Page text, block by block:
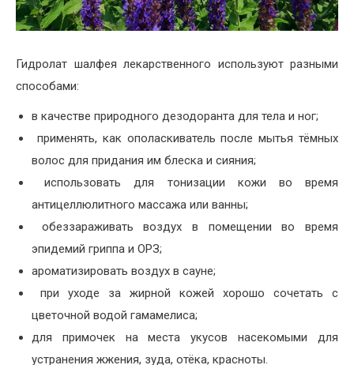
Гидролат шалфея лекарственного используют разными
способами:
в качестве природного дезодоранта для тела и ног;
применять, как ополаскиватель после мытья тёмных
волос для придания им блеска и сияния;
использовать для тонизации кожи во время
антицеллюлитного массажа или ванны;
обеззараживать воздух в помещении во время
эпидемий гриппа и ОРЗ;
ароматизировать воздух в сауне;
при уходе за жирной кожей хорошо сочетать с
цветочной водой гамамелиса;
для примочек на места укусов насекомыми для
устранения жжения, зуда, отёка, красноты.